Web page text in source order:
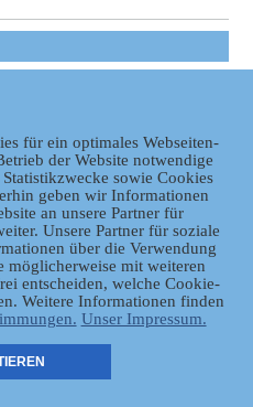
für ein optimales Webseiten-
der Website notwendige
sowie Cookies
geben wir Informationen
an unsere Partner für
Unsere Partner für soziale
über die Verwendung
möglicherweise mit weiteren
entscheiden, welche Cookie-
Weitere Informationen finden
Unser Impressum.